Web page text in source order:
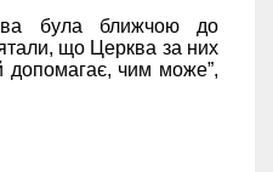
була ближчою до
що Церква за них
допомагає, чим може”,